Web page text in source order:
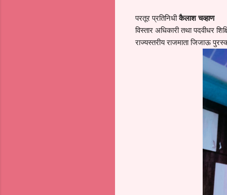
परतूर प्रतिनिधीकैलाश चव्हाण
विस्तार अधिकारी तथा पदवीधर
राज्यस्तरीय राजमाता जिजाऊ